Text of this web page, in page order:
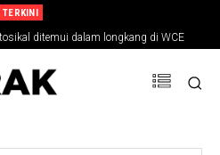
TERKINI
ditemui dalam longkang di WCE